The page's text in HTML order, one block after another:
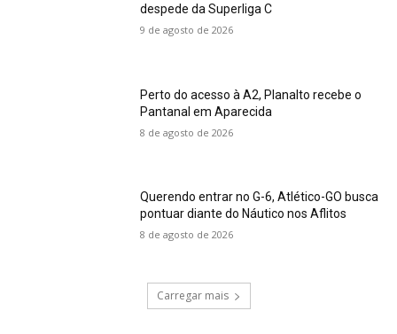
despede da Superliga C
9 de agosto de 2026
Perto do acesso à A2, Planalto recebe o
Pantanal em Aparecida
8 de agosto de 2026
Querendo entrar no G-6, Atlético-GO busca
pontuar diante do Náutico nos Aflitos
8 de agosto de 2026
Carregar mais